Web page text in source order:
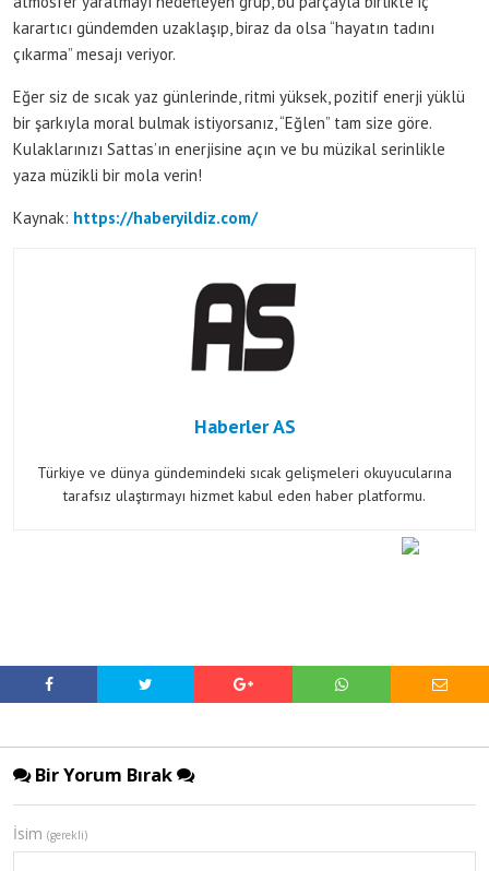
karartıcı gündemden uzaklaşıp, biraz da olsa “hayatın tadını
çıkarma” mesajı veriyor.
Eğer siz de sıcak yaz günlerinde, ritmi yüksek, pozitif enerji yüklü
bir şarkıyla moral bulmak istiyorsanız, “Eğlen” tam size göre.
Kulaklarınızı Sattas’ın enerjisine açın ve bu müzikal serinlikle
yaza müzikli bir mola verin!
Kaynak: https://haberyildiz.com/
Haberler AS
Türkiye ve dünya gündemindeki sıcak gelişmeleri okuyucularına
tarafsız ulaştırmayı hizmet kabul eden haber platformu.
Bir Yorum Bırak
İsim (gerekli)